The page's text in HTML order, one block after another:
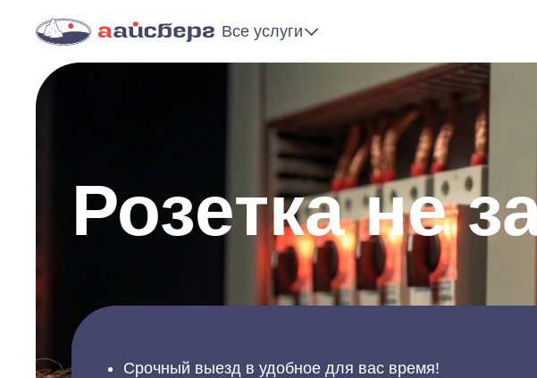
Все услуги
Розетка не
Срочный выезд в удобное для вас время!